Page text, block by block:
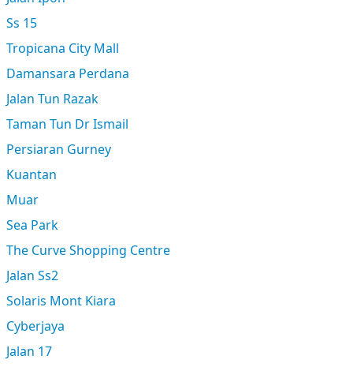
Ss 15
Tropicana City Mall
Damansara Perdana
Jalan Tun Razak
Taman Tun Dr Ismail
Persiaran Gurney
Kuantan
Muar
Sea Park
The Curve Shopping Centre
Jalan Ss2
Solaris Mont Kiara
Cyberjaya
Jalan 17